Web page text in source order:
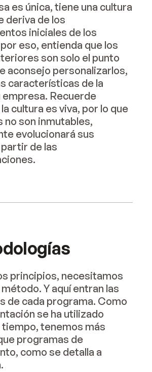
es única, tiene una cultura
deriva de los
iniciales de los
eso, entienda que los
son solo el punto
aconsejo personalizarlos,
características de la
empresa. Recuerde
cultura es viva, por lo que
no son inmutables,
evolucionará sus
de las
principios, necesitamos
Y aquí entran las
de cada programa. Como
se ha utilizado
tenemos más
programas de
como se detalla a